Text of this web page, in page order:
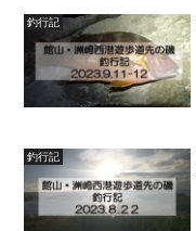
釣行記
釣行記